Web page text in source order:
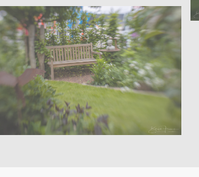
Offene Gärten – Wohngarten
Sanders – Velen